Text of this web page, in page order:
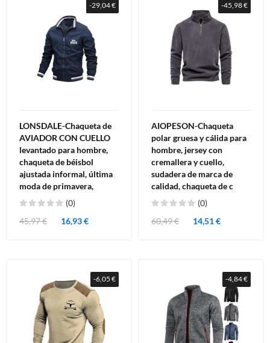
-29,04 €
LONSDALE-Chaqueta de
AVIADOR CON CUELLO
levantado para hombre,
chaqueta de béisbol
ajustada informal, última
moda de primavera,
(0)
45,97 €
16,93 €
-45,98 €
AIOPESON-Chaqueta
polar gruesa y cálida para
hombre, jersey con
cremallera y cuello,
sudadera de marca de
calidad, chaqueta de c
(0)
60,49 €
14,51 €
-6,05 € -4,84 €